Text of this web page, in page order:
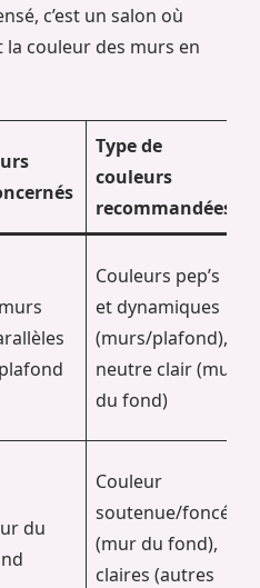
c’est un salon où
couleur des murs en
Type de
couleurs
recommandées
Couleurs pep’s
et dynamiques
(murs/plafond),
neutre clair (mur
du fond)
du
Couleur
soutenue/foncée
(mur du fond),
claires (autres